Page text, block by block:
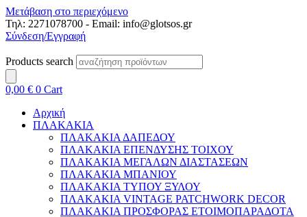
Μετάβαση στο περιεχόμενο
Τηλ: 2271078700 - Email: info@glotsos.gr
Σύνδεση/Εγγραφή
Products search
0,00 € 0 Cart
Αρχική
ΠΛΑΚΑΚΙΑ
ΠΛΑΚΑΚΙΑ ΔΑΠΕΔΟΥ
ΠΛΑΚΑΚΙΑ ΕΠΕΝΔΥΣΗΣ ΤΟΙΧΟΥ
ΠΛΑΚΑΚΙΑ ΜΕΓΑΛΩΝ ΔΙΑΣΤΑΣΕΩΝ
ΠΛΑΚΑΚΙΑ ΜΠΑΝΙΟΥ
ΠΛΑΚΑΚΙΑ ΤΥΠΟΥ ΞΥΛΟΥ
ΠΛΑΚΑΚΙΑ VINTAGE PATCHWORK DECOR
ΠΛΑΚΑΚΙΑ ΠΡΟΣΦΟΡΑΣ ΕΤΟΙΜΟΠΑΡΑΔΟΤΑ